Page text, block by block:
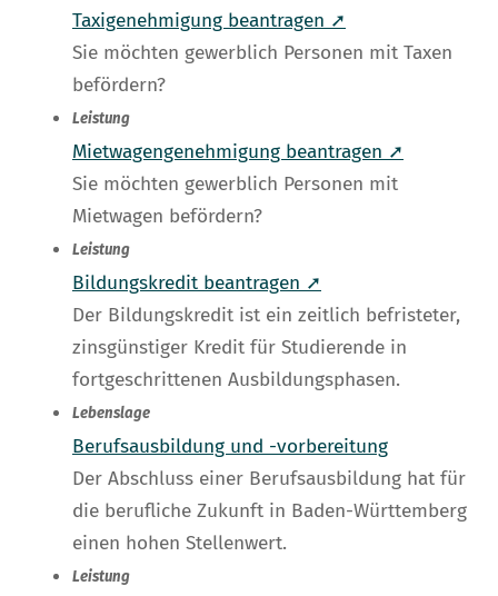
Taxigenehmigung beantragen ➚
Sie möchten gewerblich Personen mit Taxen
befördern?
Leistung
Mietwagengenehmigung beantragen ➚
Sie möchten gewerblich Personen mit
Mietwagen befördern?
Leistung
Bildungskredit beantragen ➚
Der Bildungskredit ist ein zeitlich befristeter,
zinsgünstiger Kredit für Studierende in
fortgeschrittenen Ausbildungsphasen.
Lebenslage
Berufsausbildung und -vorbereitung
Der Abschluss einer Berufsausbildung hat für
die berufliche Zukunft in Baden-Württemberg
einen hohen Stellenwert.
Leistung